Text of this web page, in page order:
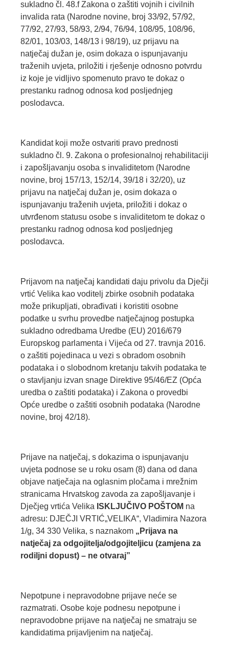
sukladno čl. 48.f Zakona o zaštiti vojnih i civilnih
invalida rata (Narodne novine, broj 33/92, 57/92,
77/92, 27/93, 58/93, 2/94, 76/94, 108/95, 108/96,
82/01, 103/03, 148/13 i 98/19), uz prijavu na
natječaj dužan je, osim dokaza o ispunjavanju
traženih uvjeta, priložiti i rješenje odnosno potvrdu
iz koje je vidljivo spomenuto pravo te dokaz o
prestanku radnog odnosa kod posljednjeg
poslodavca.
Kandidat koji može ostvariti pravo prednosti
sukladno čl. 9. Zakona o profesionalnoj rehabilitaciji
i zapošljavanju osoba s invaliditetom (Narodne
novine, broj 157/13, 152/14, 39/18 i 32/20), uz
prijavu na natječaj dužan je, osim dokaza o
ispunjavanju traženih uvjeta, priložiti i dokaz o
utvrđenom statusu osobe s invaliditetom te dokaz o
prestanku radnog odnosa kod posljednjeg
poslodavca.
Prijavom na natječaj kandidati daju privolu da Dječji
vrtić Velika kao voditelj zbirke osobnih podataka
može prikupljati, obrađivati i koristiti osobne
podatke u svrhu provedbe natječajnog postupka
sukladno odredbama Uredbe (EU) 2016/679
Europskog parlamenta i Vijeća od 27. travnja 2016.
o zaštiti pojedinaca u vezi s obradom osobnih
podataka i o slobodnom kretanju takvih podataka te
o stavljanju izvan snage Direktive 95/46/EZ (Opća
uredba o zaštiti podataka) i Zakona o provedbi
Opće uredbe o zaštiti osobnih podataka (Narodne
novine, broj 42/18).
Prijave na natječaj, s dokazima o ispunjavanju
uvjeta podnose se u roku osam (8) dana od dana
objave natječaja na oglasnim pločama i mrežnim
stranicama Hrvatskog zavoda za zapošljavanje i
Dječjeg vrtića Velika ISKLJUČIVO POŠTOM na
adresu: DJEČJI VRTIĆ„VELIKA“, Vladimira Nazora
1/g, 34 330 Velika, s naznakom „ Prijava na
natječaj za odgojitelja/odgojiteljicu (zamjena za
rodiljni dopust) – ne otvaraj”
Nepotpune i nepravodobne prijave neće se
razmatrati. Osobe koje podnesu nepotpune i
nepravodobne prijave na natječaj ne smatraju se
kandidatima prijavljenim na natječaj.